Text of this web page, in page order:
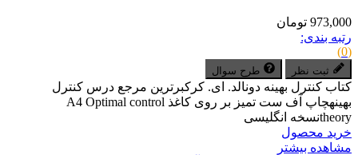
973,000 تومان
رتبه بندی:
(0)
ثبت نظر طرح سوال
کتاب کنترل بهینه دونالد. ای. کرکبرترین مرجع درس کنترل
بهینهچاپ آف ست تمیز بر روی کاغذ A4 Optimal control
theoryنسخه انگلیسی
خرید محصول
مشاهده بیشتر